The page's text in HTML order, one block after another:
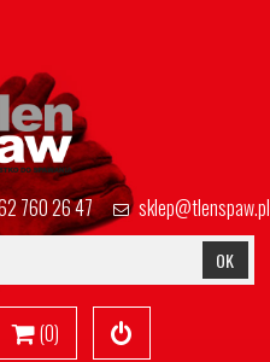
760 26 47 sklep@tlenspaw.pl
OK
(0)